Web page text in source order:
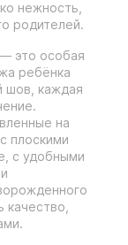
нежность,
родителей.
это особая
ребёнка
шов, каждая
на
плоскими
с удобными